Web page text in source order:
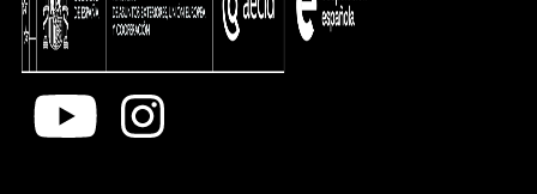
Youtube Instagram